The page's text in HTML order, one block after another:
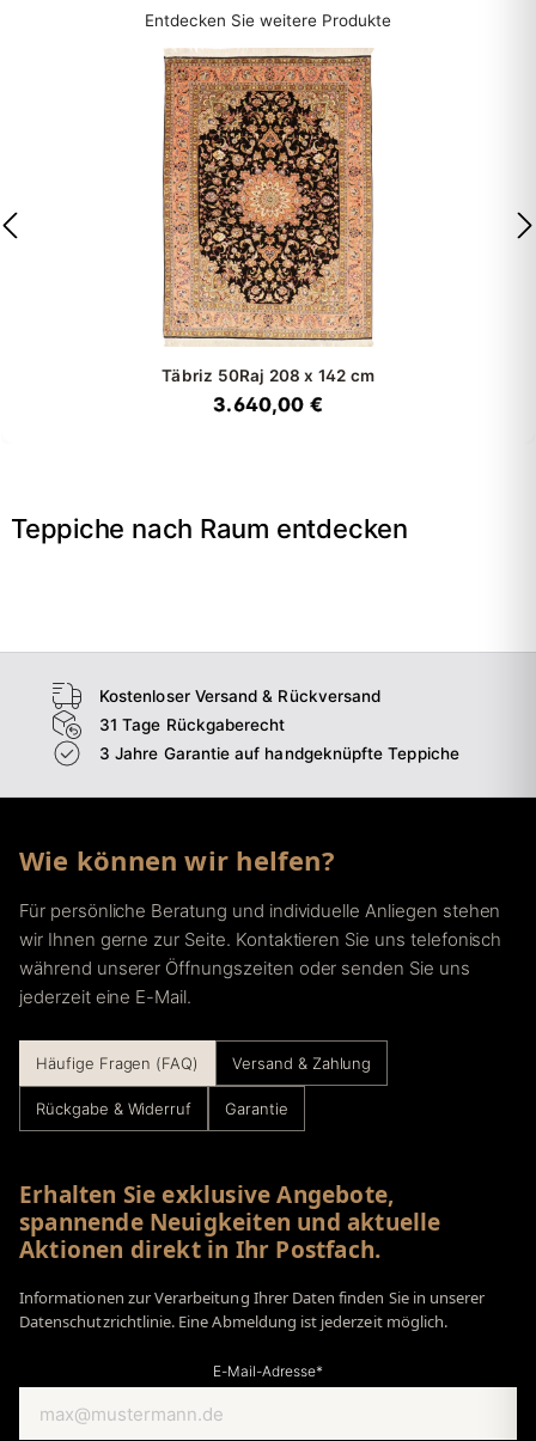
Entdecken Sie weitere Produkte
Täbriz 50Raj 208 x 142 cm
3.640,00 €
Teppiche nach Raum entdecken
Wohnzimmer
Kostenloser Versand & Rückversand
31 Tage Rückgaberecht
3 Jahre Garantie auf handgeknüpfte Teppiche
Wie können wir helfen?
Für persönliche Beratung und individuelle Anliegen stehen
wir Ihnen gerne zur Seite. Kontaktieren Sie uns telefonisch
während unserer Öffnungszeiten oder senden Sie uns
jederzeit eine E-Mail.
Häufige Fragen (FAQ) Versand & Zahlung
Rückgabe & Widerruf Garantie
Erhalten Sie exklusive Angebote,
spannende Neuigkeiten und aktuelle
Aktionen direkt in Ihr Postfach.
Informationen zur Verarbeitung Ihrer Daten finden Sie in unserer
Datenschutzrichtlinie. Eine Abmeldung ist jederzeit möglich.
E-Mail-Adresse*